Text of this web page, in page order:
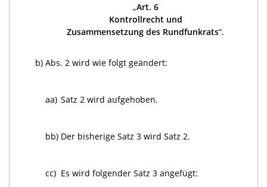
„Art. 6
Kontrollrecht und
Zusammensetzung des Rundfunkrats“.
b) Abs. 2 wird wie folgt geändert:
aa) Satz 2 wird aufgehoben.
bb) Der bisherige Satz 3 wird Satz 2.
cc) Es wird folgender Satz 3 angefügt: